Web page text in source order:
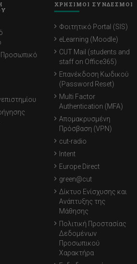
Προσωπικό
ΧΡΗΣΙΜΟΙ ΣΥΝΔΕΣΜΟΙ
Φοιτητικό Portal (SIS)
eLearning (Moodle)
CUT Mail (students and
staff on Office365)
Επανέκδοση Κωδικού
(Password Reset)
Multi Factor
Authentication (MFA)
Απομακρυσμένη
Πρόσβαση (VPN)
cut-radio
Intent
Europe Direct
green@cut
Δίκτυο Ενίσχυσης και
Ανάπτυξης της
Μάθησης
Πολιτική Προστασίας
Δεδομένων
Προσωπικού
Χαρακτήρα